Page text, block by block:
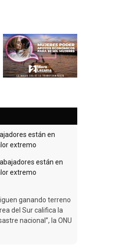
están en
extremo
ganando terreno
del Sur califica la
nacional”, la ONU